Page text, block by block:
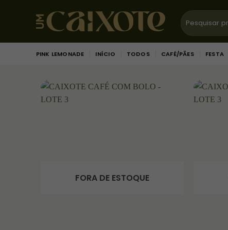
Pesquisar
por:
PINK LEMONADE INÍCIO TODOS CAFÉ/PÃES FESTA
FORA DE ESTOQUE